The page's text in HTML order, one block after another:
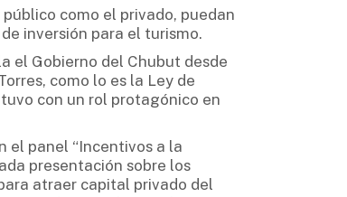
como el privado, puedan
inversión para el turismo.
el Gobierno del Chubut desde
como lo es la Ley de
con un rol protagónico en
el panel “Incentivos a la
presentación sobre los
atraer capital privado del